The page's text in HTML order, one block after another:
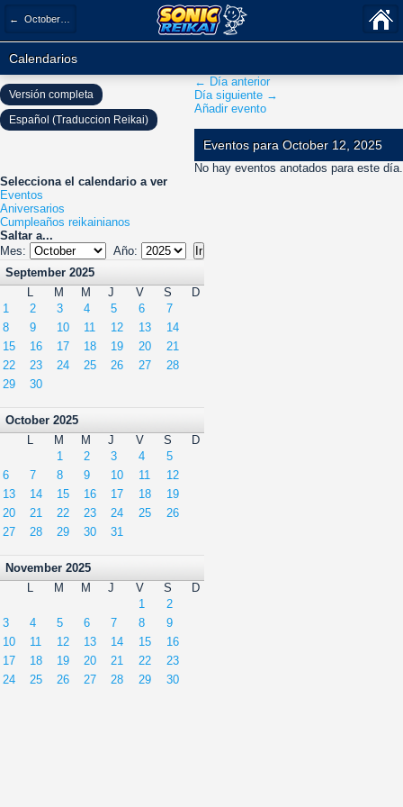
← October 2025
Calendarios
← Día anterior
Día siguiente →
Añadir evento
Eventos para October 12, 2025
No hay eventos anotados para este día.
Selecciona el calendario a ver
Eventos
Aniversarios
Cumpleaños reikainianos
Saltar a...
Mes:
Año:
September 2025
L
M M J V S
D
1
2 3 4 5 6
7
8
9 10 11 12 13
14
15
16 17 18 19 20
21
22
23 24 25 26 27
28
29
30
October 2025
L
M M J V S
D
1
2 3 4
5
6
7 8 9 10 11
12
13
14 15 16 17 18
19
20
21 22 23 24 25
26
27
28 29 30 31
November 2025
L
M M J V S
D
1
2
3
4 5 6 7 8
9
10
11 12 13 14 15
16
17
18 19 20 21 22
23
24
25 26 27 28 29 30
Versión completa
Español (Traduccion Reikai)